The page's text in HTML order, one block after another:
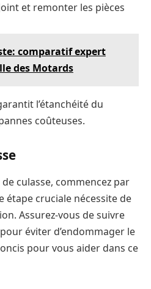
et remonter les pièces
comparatif expert
des Motards
l’étanchéité du
coûteuses.
culasse, commencez par
étape cruciale nécessite de
Assurez-vous de suivre
éviter d’endommager le
pour vous aider dans ce